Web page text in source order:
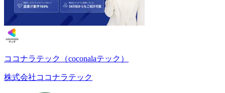
ココナラテック（coconalaテック）
株式会社ココナラテック